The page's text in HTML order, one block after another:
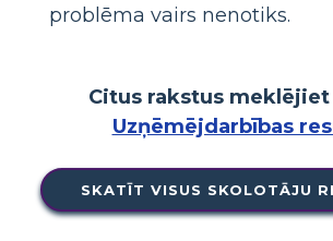
problēma vairs nenotiks.
Citus rakstus meklējiet
Uzņēmējdarbības
SKATĪT VISUS SKOLOTĀJU